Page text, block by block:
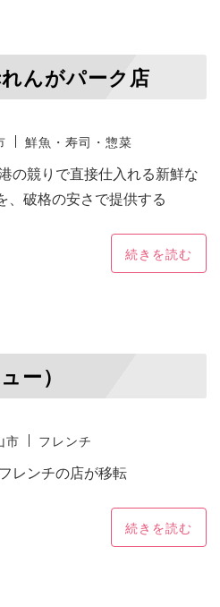
んがパーク店
鮮魚・寿司・惣菜
の競りで直接仕入れる新鮮な
、破格の安さで提供する
続きを読む
ー）
市 フレンチ
レンチの店が移転
続きを読む